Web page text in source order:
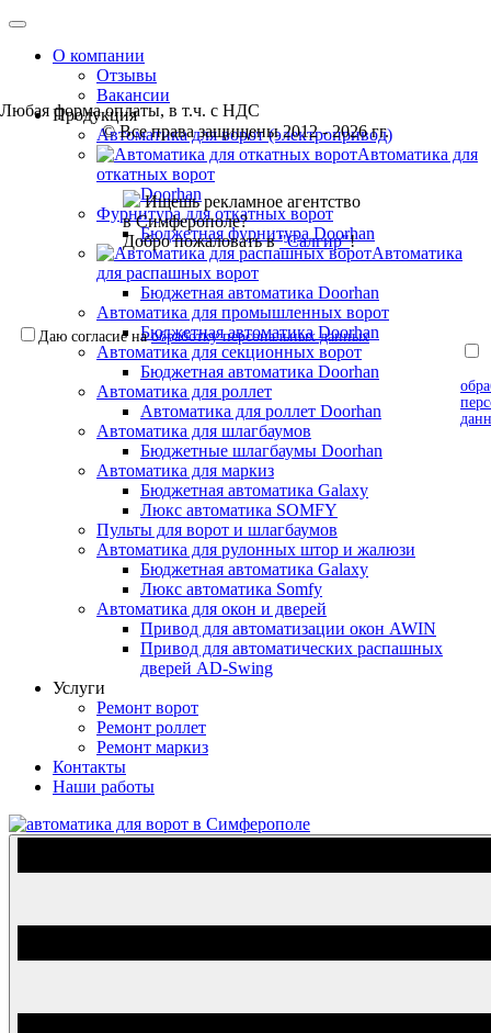
О компании
Отзывы
Вакансии
Продукция
Автоматика для ворот (электропривод)
Автоматика для
откатных ворот
Doorhan
Фурнитура для откатных ворот
Бюджетная фурнитура Doorhan
Автоматика
для распашных ворот
Бюджетная автоматика Doorhan
Автоматика для промышленных ворот
Бюджетная автоматика Doorhan
Автоматика для секционных ворот
Бюджетная автоматика Doorhan
Автоматика для роллет
Автоматика для роллет Doorhan
Автоматика для шлагбаумов
Бюджетные шлагбаумы Doorhan
Автоматика для маркиз
Бюджетная автоматика Galaxy
Люкс автоматика SOMFY
Пульты для ворот и шлагбаумов
Автоматика для рулонных штор и жалюзи
Бюджетная автоматика Galaxy
Люкс автоматика Somfy
Автоматика для окон и дверей
Привод для автоматизации окон AWIN
Привод для автоматических распашных
дверей AD-Swing
Услуги
Ремонт ворот
Ремонт роллет
Ремонт маркиз
Контакты
Наши работы
Любая форма оплаты, в т.ч. с НДС
Даю согласие наобработку персональных данных
© Все права защищены 2012 - 2026 гг.
Ищешь рекламное агентство
в Симферополе?
Добро пожаловать в"Салгир"!